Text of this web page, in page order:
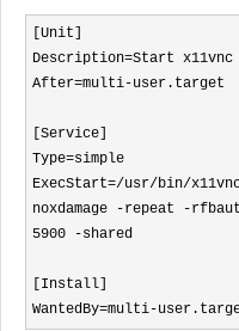
[Unit]
Description=Start
After=multi-user.target
[Service]
Type=simple
ExecStart=/usr/bin/
noxdamage -repeat -
5900 -shared
[Install]
WantedBy=multi-